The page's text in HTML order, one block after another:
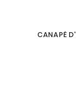
CANAPÉ
PETIT